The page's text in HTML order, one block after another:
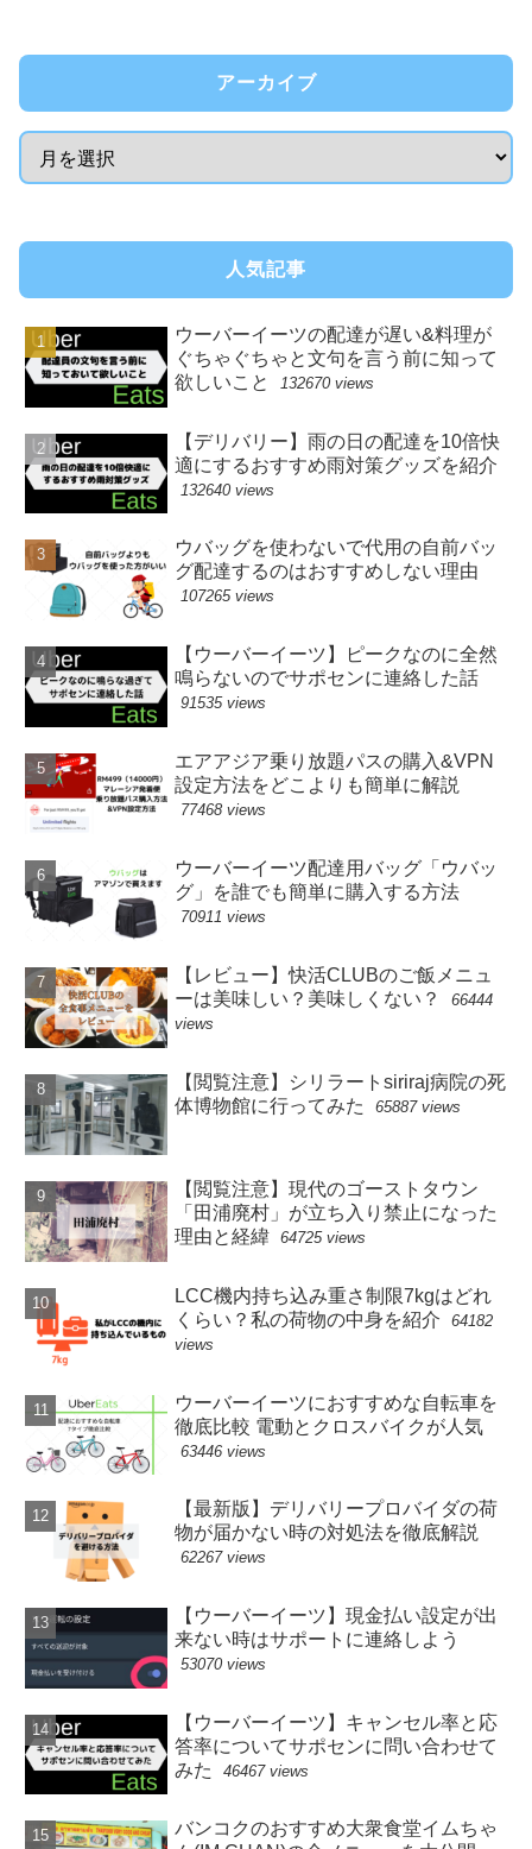
アーカイブ
人気記事
ウーバーイーツの配達が遅い&料理が
ぐちゃぐちゃと文句を言う前に知って
欲しいこと
132670 views
【デリバリー】雨の日の配達を10倍快
適にするおすすめ雨対策グッズを紹介
132640 views
ウバッグを使わないで代用の自前バッ
グ配達するのはおすすめしない理由
107265 views
【ウーバーイーツ】ピークなのに全然
鳴らないのでサポセンに連絡した話
91535 views
エアアジア乗り放題パスの購入&VPN
設定方法をどこよりも簡単に解説
77468 views
ウーバーイーツ配達用バッグ「ウバッ
グ」を誰でも簡単に購入する方法
70911 views
【レビュー】快活CLUBのご飯メニュ
ーは美味しい？美味しくない？
66444
views
【閲覧注意】シリラートsiriraj病院の死
体博物館に行ってみた
65887 views
【閲覧注意】現代のゴーストタウン
「田浦廃村」が立ち入り禁止になった
理由と経緯
64725 views
LCC機内持ち込み重さ制限7kgはどれ
くらい？私の荷物の中身を紹介
64182
views
ウーバーイーツにおすすめな自転車を
徹底比較 電動とクロスバイクが人気
63446 views
【最新版】デリバリープロバイダの荷
物が届かない時の対処法を徹底解説
62267 views
【ウーバーイーツ】現金払い設定が出
来ない時はサポートに連絡しよう
53070 views
【ウーバーイーツ】キャンセル率と応
答率についてサポセンに問い合わせて
みた
46467 views
バンコクのおすすめ大衆食堂イムちゃ